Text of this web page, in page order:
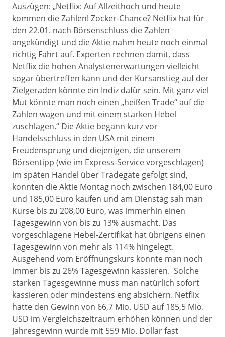
Auszügen: „Netflix: Auf Allzeithoch und heute
kommen die Zahlen! Zocker-Chance? Netflix hat für
den 22.01. nach Börsenschluss die Zahlen
angekündigt und die Aktie nahm heute noch einmal
richtig Fahrt auf. Experten rechnen damit, dass
Netflix die hohen Analystenerwartungen vielleicht
sogar übertreffen kann und der Kursanstieg auf der
Zielgeraden könnte ein Indiz dafür sein. Mit ganz viel
Mut könnte man noch einen „heißen Trade“ auf die
Zahlen wagen und mit einem starken Hebel
zuschlagen.“ Die Aktie begann kurz vor
Handelsschluss in den USA mit einem
Freudensprung und diejenigen, die unserem
Börsentipp (wie im Express-Service vorgeschlagen)
im späten Handel über Tradegate gefolgt sind,
konnten die Aktie Montag noch zwischen 184,00 Euro
und 185,00 Euro kaufen und am Dienstag sah man
Kurse bis zu 208,00 Euro, was immerhin einen
Tagesgewinn von bis zu 13% ausmacht. Das
vorgeschlagene Hebel-Zertifikat hat übrigens einen
Tagesgewinn von mehr als 114% hingelegt.
Ausgehend vom Eröffnungskurs konnte man noch
immer bis zu 26% Tagesgewinn kassieren. Solche
starken Tagesgewinne muss man natürlich sofort
kassieren oder mindestens eng absichern. Netflix
hatte den Gewinn von 66,7 Mio. USD auf 185,5 Mio.
USD im Vergleichszeitraum erhöhen können und der
Jahresgewinn wurde mit 559 Mio. Dollar fast